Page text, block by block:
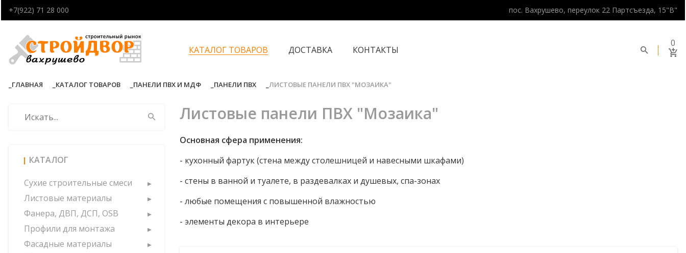
+7(922) 71 28 000 пос. Вахрушево, переулок 22 Партсъезда, 15"В"
КАТАЛОГ ТОВАРОВ ДОСТАВКА КОНТАКТЫ
0
ГЛАВНАЯ КАТАЛОГ ТОВАРОВ ПАНЕЛИ ПВХ И МДФ ПАНЕЛИ ПВХ ЛИСТОВЫЕ ПАНЕЛИ ПВХ "МОЗАИКА"
КАТАЛОГ
Сухие строительные смеси
Листовые материалы
Фанера, ДВП, ДСП, OSB
Профили для монтажа
Фасадные материалы
Листовые панели ПВХ "Мозаика"
Основная сфера применения:
- кухонный фартук (стена между столешницей и навесными шкафами)
- стены в ванной и туалете, в раздевалках и душевых, спа-зонах
- любые помещения с повышенной влажностью
- элементы декора в интерьере